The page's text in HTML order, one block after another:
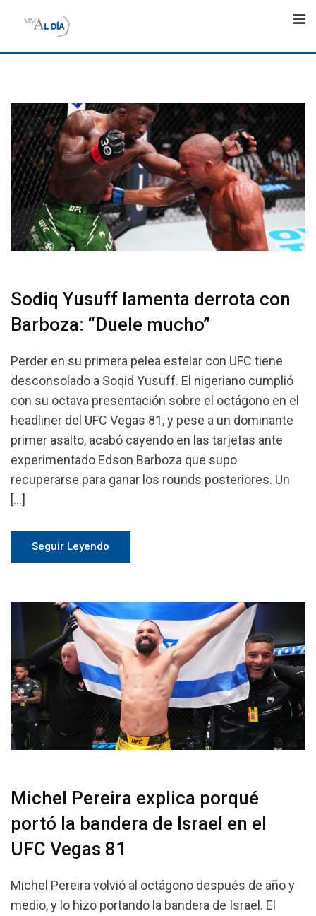
Sodiq Yusuff lamenta derrota con
Barboza: “Duele mucho”
Perder en su primera pelea estelar con UFC tiene
desconsolado a Soqid Yusuff. El nigeriano cumplió
con su octava presentación sobre el octágono en el
headliner del UFC Vegas 81, y pese a un dominante
primer asalto, acabó cayendo en las tarjetas ante
experimentado Edson Barboza que supo
recuperarse para ganar los rounds posteriores. Un
[…]
Seguir Leyendo
Michel Pereira explica porqué
portó la bandera de Israel en el
UFC Vegas 81
Michel Pereira volvió al octágono después de año y
medio, y lo hizo portando la bandera de Israel. El